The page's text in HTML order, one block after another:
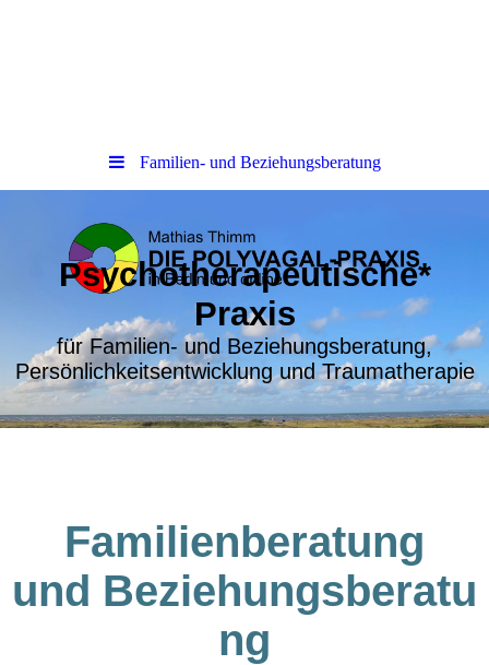
Familien- und Beziehungsberatung
Psychotherapeutische*
Praxis
für Familien- und Beziehungsberatung,
Persönlichkeitsentwicklung und Traumatherapie
Familienberatung
und Beziehungsberatu
ng